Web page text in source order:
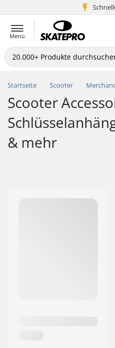
5+
Menü
Startseite Scooter
Scooter
& mehr